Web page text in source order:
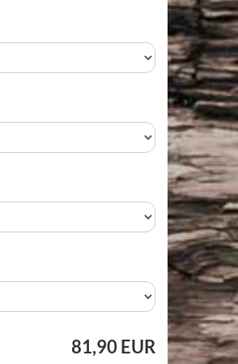
81,90 EUR